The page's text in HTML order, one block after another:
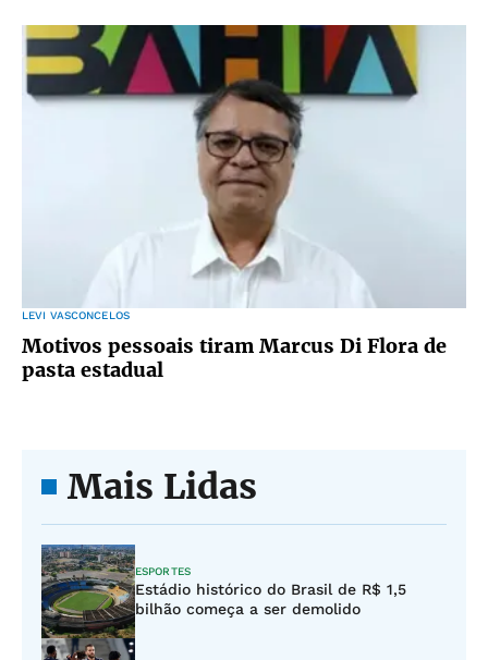
LEVI VASCONCELOS
Motivos pessoais tiram Marcus Di Flora de
pasta estadual
Mais Lidas
ESPORTES
Estádio histórico do Brasil de R$ 1,5
bilhão começa a ser demolido